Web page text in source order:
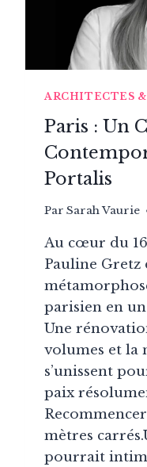
ARCHITECTES
Paris : Un
Portalis
Par Sarah Vaurie
Au cœur du
Pauline Gretz
parisien en
Une
volumes et la
s’unissent
paix
mètres
pourrait